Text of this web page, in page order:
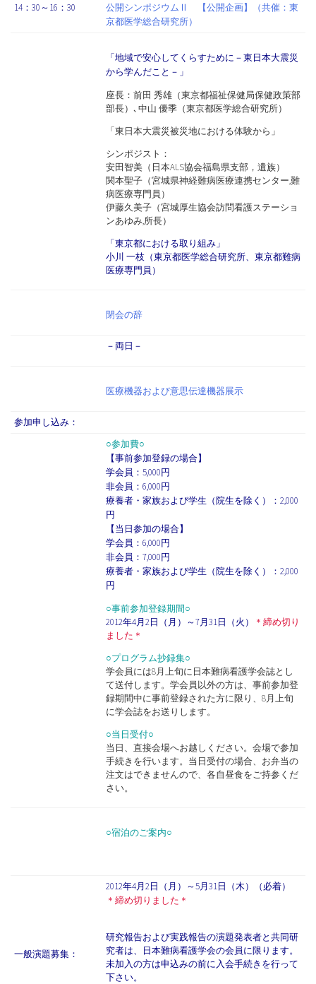
14：30～16：30
公開シンポジウムⅡ 【公開企画】（共催：東
京都医学総合研究所）
「地域で安心してくらすために－東日本大震災
から学んだこと－」
座長：前田 秀雄（東京都福祉保健局保健政策部
部長）､中山 優季（東京都医学総合研究所）
「東日本大震災被災地における体験から」
シンポジスト：
安田智美（日本ALS協会福島県支部，遺族）
関本聖子（宮城県神経難病医療連携センター,難
病医療専門員）
伊藤久美子（宮城厚生協会訪問看護ステーショ
ンあゆみ,所長）
「東京都における取り組み」
小川 一枝（東京都医学総合研究所、東京都難病
医療専門員）
閉会の辞
－両日－
医療機器および意思伝達機器展示
参加申し込み：
○参加費○
【事前参加登録の場合】
学会員：5,000円
非会員：6,000円
療養者・家族および学生（院生を除く）：2,000
円
【当日参加の場合】
学会員：6,000円
非会員：7,000円
療養者・家族および学生（院生を除く）：2,000
円
○事前参加登録期間○
2012年4月2日（月）～7月31日（火）
＊締め切り
ました＊
○プログラム抄録集○
学会員には8月上旬に日本難病看護学会誌とし
て送付します。学会員以外の方は、事前参加登
録期間中に事前登録された方に限り、8月上旬
に学会誌をお送りします。
○当日受付○
当日、直接会場へお越しください。会場で参加
手続きを行います。当日受付の場合、お弁当の
注文はできませんので、各自昼食をご持参くだ
さい。
○宿泊のご案内○
一般演題募集：
2012年4月2日（月）～5月31日（木）（必着）
＊締め切りました＊
研究報告および実践報告の演題発表者と共同研
究者は、日本難病看護学会の会員に限ります。
未加入の方は申込みの前に入会手続きを行って
下さい。